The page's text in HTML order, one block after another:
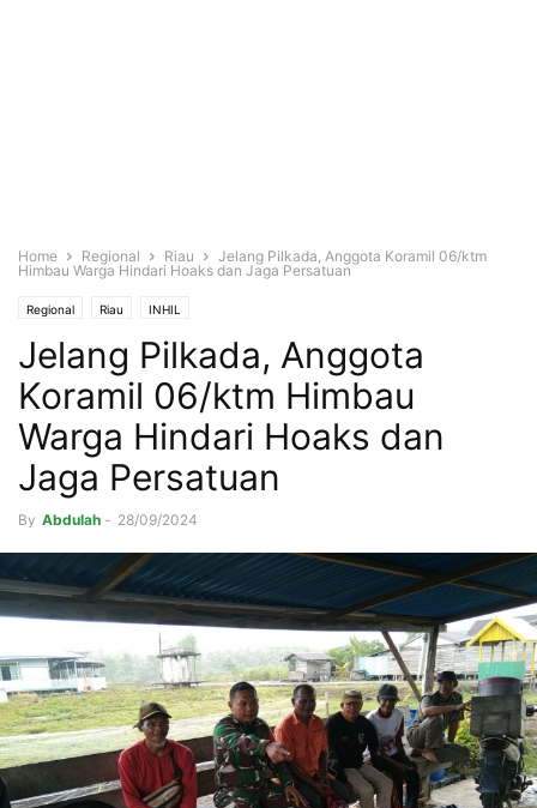
Home Regional Riau
Jelang Pilkada, Anggota Koramil 06/ktm
Himbau Warga Hindari Hoaks dan Jaga Persatuan
Regional Riau INHIL
Jelang Pilkada, Anggota
Koramil 06/ktm Himbau
Warga Hindari Hoaks dan
Jaga Persatuan
By Abdulah - 28/09/2024